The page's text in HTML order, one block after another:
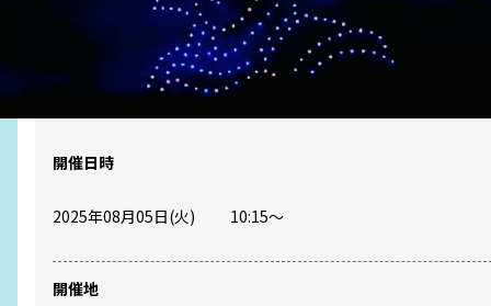
開催日時
2025年08月05日(火) 10:15〜
開催地